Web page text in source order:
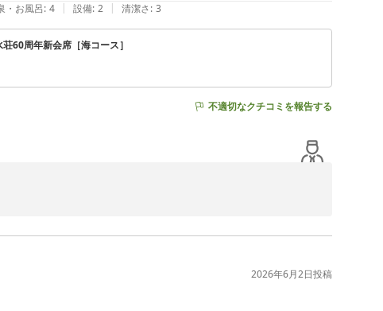
・お風呂: 4 | 設備: 2 | 清潔さ: 3
60周年新会席［海コース］
不適切なクチコミを報告する
上げます。
たとのこと 大変嬉しく拝見いたしました。
ゆったりとお過ごしいただけたご様子に安堵しております。
励みでございます。
2026年6月2日投稿